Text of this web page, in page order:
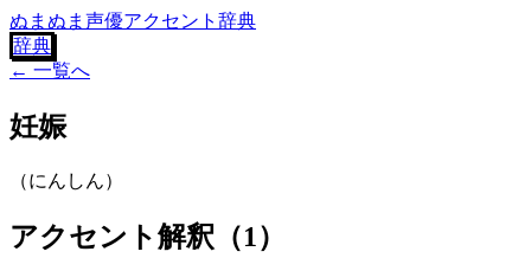
ぬまぬま声優アクセント辞典
辞典
← 一覧へ
妊娠
（にんしん）
アクセント解釈（1）